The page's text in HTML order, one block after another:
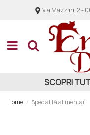
Via Mazzini, 2 -
SCOPRI
Home Specialità alimentari